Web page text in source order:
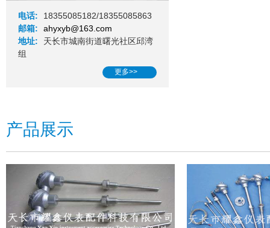
电话:
18355085182/18355085863
邮箱:
ahyxyb@163.com
地址:
天长市城南街道曙光社区邱湾
组
更多>>
产品展示